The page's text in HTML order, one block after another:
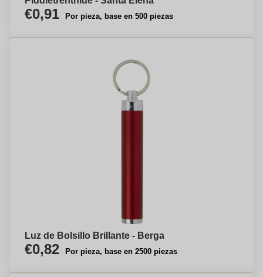
€0,91 Por pieza, base en 500 piezas
Luz de Bolsillo Brillante - Berga
€0,82 Por pieza, base en 2500 piezas